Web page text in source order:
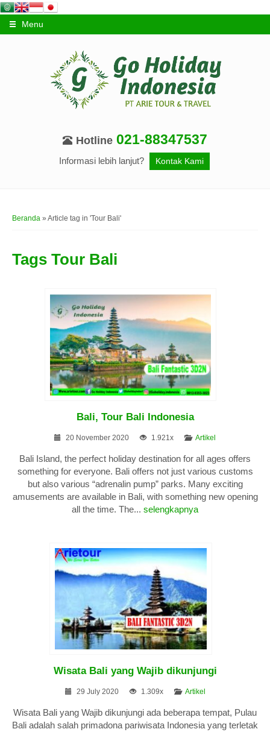
Menu
Hotline 021-88347537
Informasi lebih lanjut? Kontak Kami
Beranda » Article tag in 'Tour Bali'
Tags Tour Bali
Bali, Tour Bali Indonesia
20 November 2020 1.921x Artikel
Bali Island, the perfect holiday destination for all ages offers
something for everyone. Bali offers not just various customs
but also various “adrenalin pump” parks. Many exciting
amusements are available in Bali, with something new opening
all the time. The... selengkapnya
Wisata Bali yang Wajib dikunjungi
29 July 2020 1.309x Artikel
Wisata Bali yang Wajib dikunjungi ada beberapa tempat, Pulau
Bali adalah salah primadona pariwisata Indonesia yang terletak